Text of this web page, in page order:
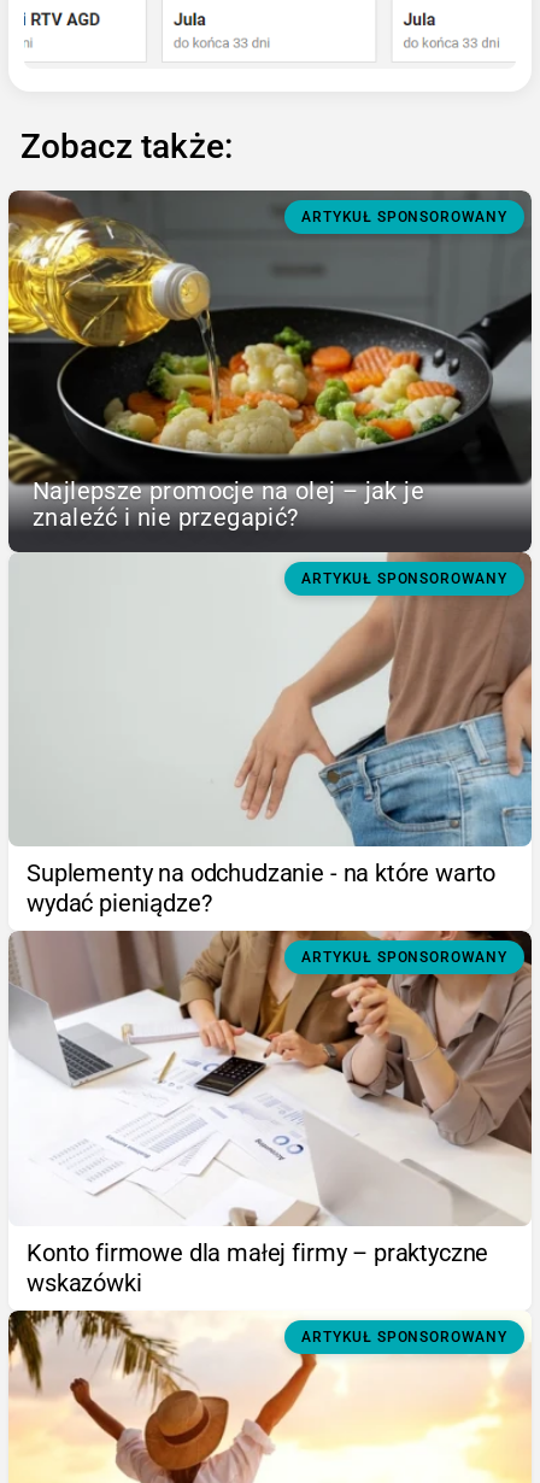
Zobacz także:
ARTYKUŁ SPONSOROWANY
Najlepsze promocje na olej – jak je
znaleźć i nie przegapić?
ARTYKUŁ SPONSOROWANY
Suplementy na odchudzanie - na które warto
wydać pieniądze?
ARTYKUŁ SPONSOROWANY
Konto firmowe dla małej firmy – praktyczne
wskazówki
ARTYKUŁ SPONSOROWANY